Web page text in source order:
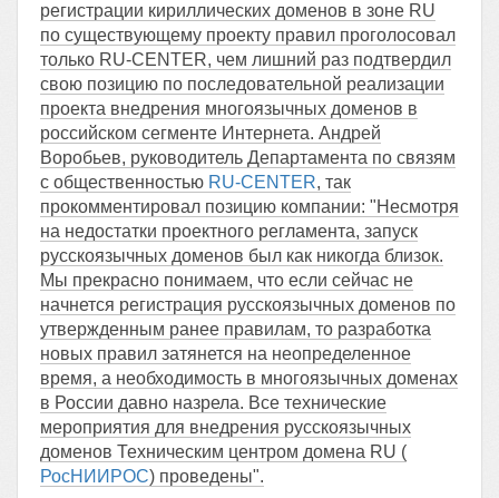
регистрации кириллических доменов в зоне RU
по существующему проекту правил проголосовал
только RU-CENTER, чем лишний раз подтвердил
свою позицию по последовательной реализации
проекта внедрения многоязычных доменов в
российском сегменте Интернета. Андрей
Воробьев, руководитель Департамента по связям
с общественностью RU-CENTER, так
прокомментировал позицию компании: "Несмотря
на недостатки проектного регламента, запуск
русскоязычных доменов был как никогда близок.
Мы прекрасно понимаем, что если сейчас не
начнется регистрация русскоязычных доменов по
утвержденным ранее правилам, то разработка
новых правил затянется на неопределенное
время, а необходимость в многоязычных доменах
в России давно назрела. Все технические
мероприятия для внедрения русскоязычных
доменов Техническим центром домена RU (
РосНИИРОС) проведены".